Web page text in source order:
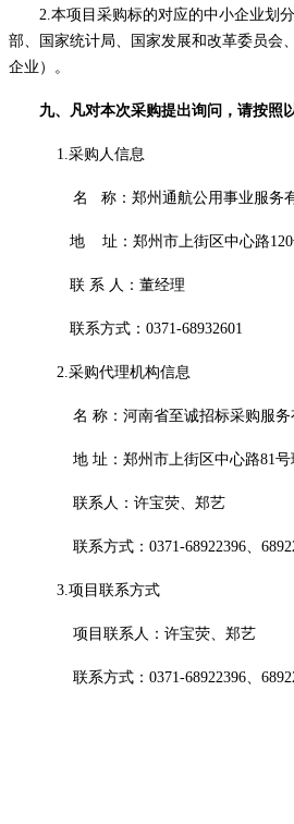
2.本项目采购标的对应的中小企业划
部、国家统计局、国家发展和改革委员会
企业）。
九、凡对本次采购提出询问，请按照
1.采购人信息
名 称： 郑州通航公用事业服务
地 址：郑州市上街区中心路
联 系 人：董经理
联系方式： 0371-68932601
2.采购代理机构信息
名 称： 河南省至诚招标采购服务
地 址： 郑州市上街区中心路81
联系人：许宝荧、郑艺
联系方式： 0371-68922396、
3.项目联系方式
项目联系人：许宝荧、郑艺
联系方式： 0371-68922396、